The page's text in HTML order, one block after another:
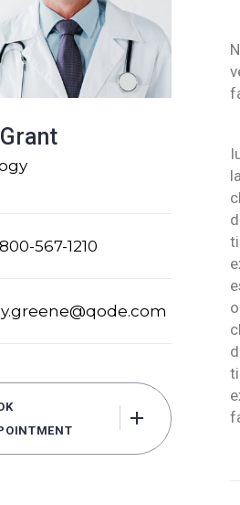
567-1210